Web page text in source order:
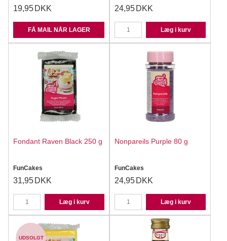
19,95 DKK
FÅ MAIL NÅR LAGER
24,95 DKK
Læg i kurv
Fondant Raven Black 250 g
FunCakes
31,95 DKK
Læg i kurv
Nonpareils Purple 80 g
FunCakes
24,95 DKK
Læg i kurv
UDSOLGT